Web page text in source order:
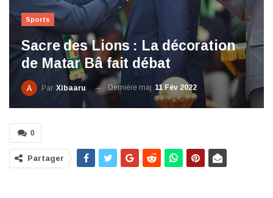
Sports
Sacre des Lions : La décoration
de Matar Bâ fait débat
Par Xibaaru Dernière maj 11 Fév 2022
0
Partager